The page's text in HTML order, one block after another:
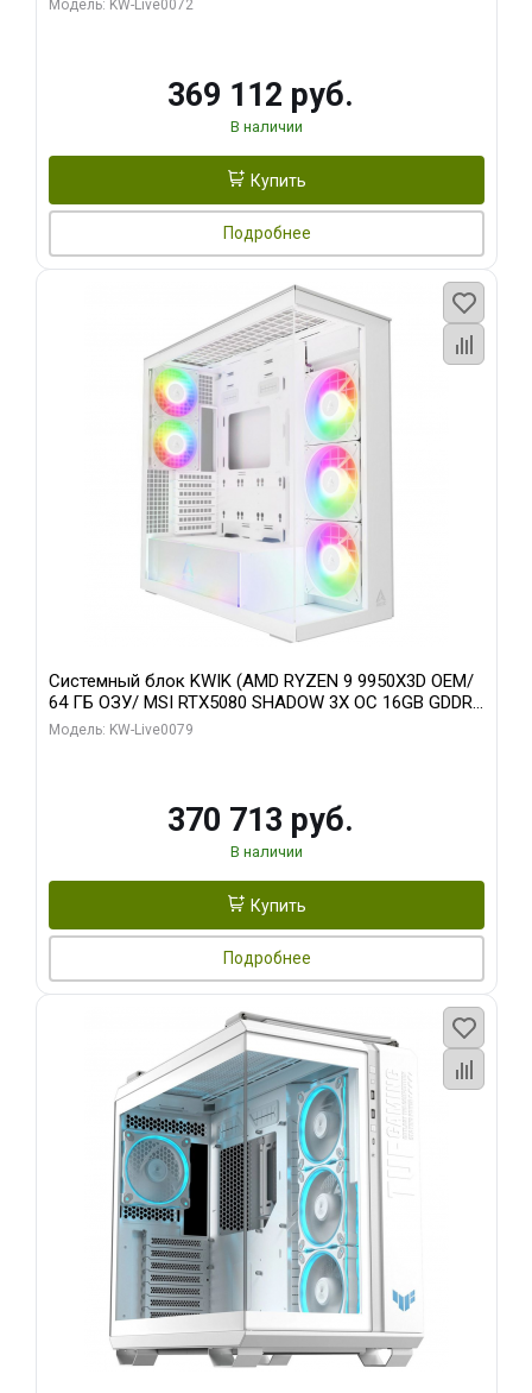
Модель: KW-Live0072
369 112 руб.
В наличии
Купить
Подробнее
Системный блок KWIK (AMD RYZEN 9 9950X3D OEM/
64 ГБ ОЗУ/ MSI RTX5080 SHADOW 3X OC 16GB GDDR7
256bit 3xDP HDMI/ 960 ГБ SSD)
Модель: KW-Live0079
370 713 руб.
В наличии
Купить
Подробнее